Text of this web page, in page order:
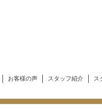
お客様の声 スタッフ紹介
ス